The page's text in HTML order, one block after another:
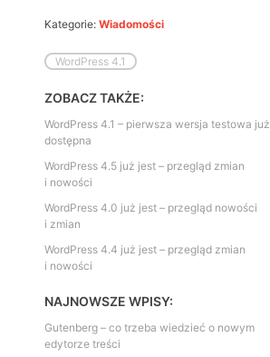
Kategorie: Wiadomości
WordPress 4.1
ZOBACZ TAKŻE:
WordPress 4.1 – pierwsza wersja testowa już
dostępna
WordPress 4.5 już jest – przegląd zmian
i nowości
WordPress 4.0 już jest – przegląd nowości
i zmian
WordPress 4.4 już jest – przegląd zmian
i nowości
NAJNOWSZE WPISY:
Gutenberg – co trzeba wiedzieć o nowym
edytorze treści